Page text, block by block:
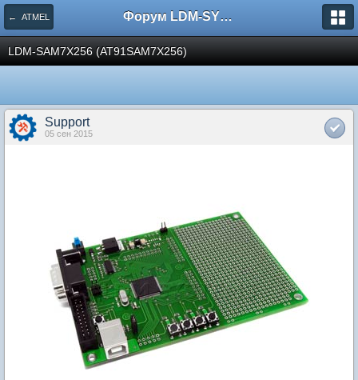
← ATMEL Форум LDM-SYSTEMS
LDM-SAM7X256 (AT91SAM7X256)
Support
05 сен 2015